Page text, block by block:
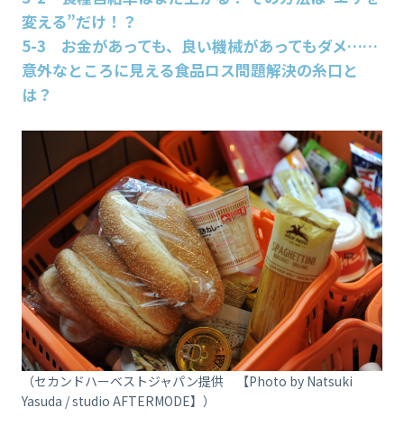
変える”だけ！？
5-3 お金があっても、良い機械があってもダメ……
意外なところに見える食品ロス問題解決の糸口と
は？
（セカンドハーベストジャパン提供 【Photo by Natsuki
Yasuda / studio AFTERMODE】）